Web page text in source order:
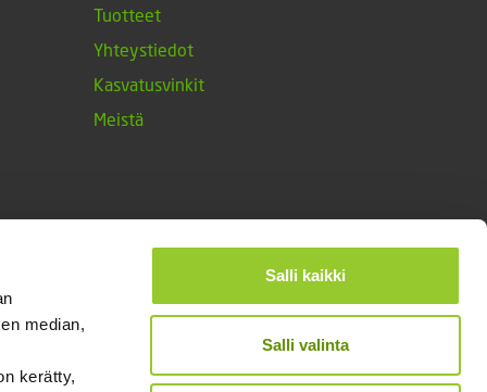
median,
kerätty,
Salli kaikki
Salli valinta
Tuotteet
Yhteystiedot
Kasvatusvinkit
Meistä